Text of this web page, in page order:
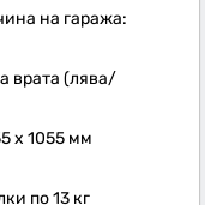
на гаража:
врата (лява/
x 1055 мм
по 13 кг